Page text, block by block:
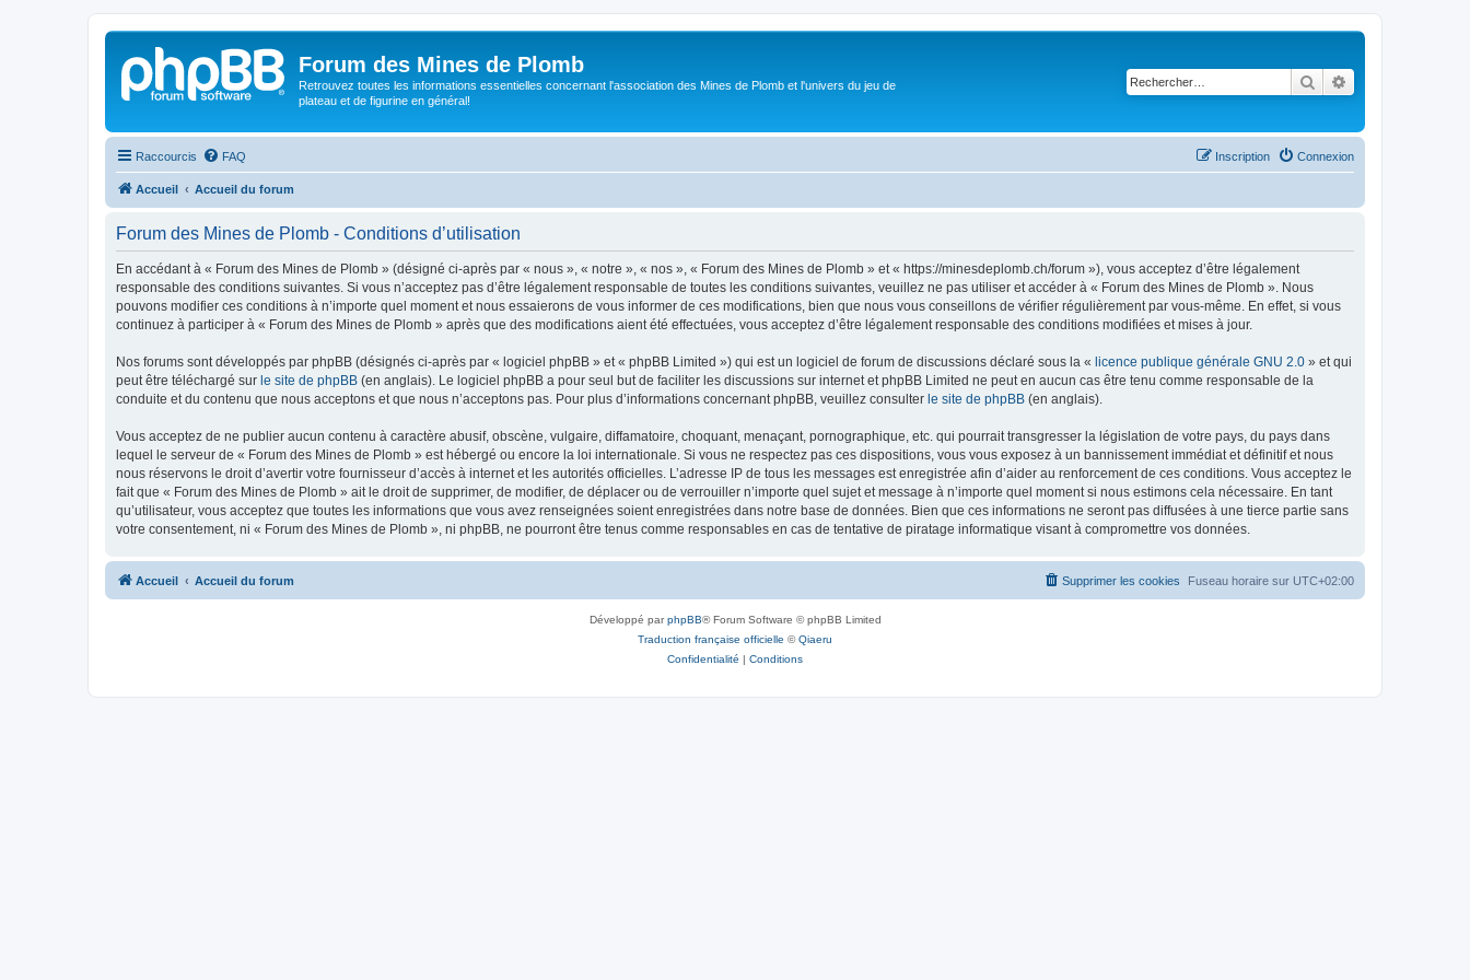
Forum des Mines de Plomb
Retrouvez toutes les informations essentielles concernant l'association des Mines de Plomb et l'univers du jeu de
plateau et de figurine en général!
Rechercher
Raccourcis FAQ Connexion
Inscription
Accueil Accueil du forum
Forum des Mines de Plomb - Conditions d’utilisation
En accédant à « Forum des Mines de Plomb » (désigné ci-après par « nous », « notre », « nos », « Forum des Mines de Plomb » et « https://minesdeplomb.ch/forum »), vous acceptez d’être légalement
responsable des conditions suivantes. Si vous n’acceptez pas d’être légalement responsable de toutes les conditions suivantes, veuillez ne pas utiliser et accéder à « Forum des Mines de Plomb ». Nous
pouvons modifier ces conditions à n’importe quel moment et nous essaierons de vous informer de ces modifications, bien que nous vous conseillons de vérifier régulièrement par vous-même. En effet, si vous
continuez à participer à « Forum des Mines de Plomb » après que des modifications aient été effectuées, vous acceptez d’être légalement responsable des conditions modifiées et mises à jour.
Nos forums sont développés par phpBB (désignés ci-après par « logiciel phpBB » et « phpBB Limited ») qui est un logiciel de forum de discussions déclaré sous la « licence publique générale GNU 2.0 » et qui
peut être téléchargé sur le site de phpBB (en anglais). Le logiciel phpBB a pour seul but de faciliter les discussions sur internet et phpBB Limited ne peut en aucun cas être tenu comme responsable de la
conduite et du contenu que nous acceptons et que nous n’acceptons pas. Pour plus d’informations concernant phpBB, veuillez consulter le site de phpBB (en anglais).
Vous acceptez de ne publier aucun contenu à caractère abusif, obscène, vulgaire, diffamatoire, choquant, menaçant, pornographique, etc. qui pourrait transgresser la législation de votre pays, du pays dans
lequel le serveur de « Forum des Mines de Plomb » est hébergé ou encore la loi internationale. Si vous ne respectez pas ces dispositions, vous vous exposez à un bannissement immédiat et définitif et nous
nous réservons le droit d’avertir votre fournisseur d’accès à internet et les autorités officielles. L’adresse IP de tous les messages est enregistrée afin d’aider au renforcement de ces conditions. Vous acceptez le
fait que « Forum des Mines de Plomb » ait le droit de supprimer, de modifier, de déplacer ou de verrouiller n’importe quel sujet et message à n’importe quel moment si nous estimons cela nécessaire. En tant
qu’utilisateur, vous acceptez que toutes les informations que vous avez renseignées soient enregistrées dans notre base de données. Bien que ces informations ne seront pas diffusées à une tierce partie sans
votre consentement, ni « Forum des Mines de Plomb », ni phpBB, ne pourront être tenus comme responsables en cas de tentative de piratage informatique visant à compromettre vos données.
Accueil Accueil du forum Fuseau horaire sur UTC+02:00
Supprimer les cookies
Développé parphpBB® Forum Software © phpBB Limited
Traduction française officielle ©Qiaeru
Confidentialité | Conditions